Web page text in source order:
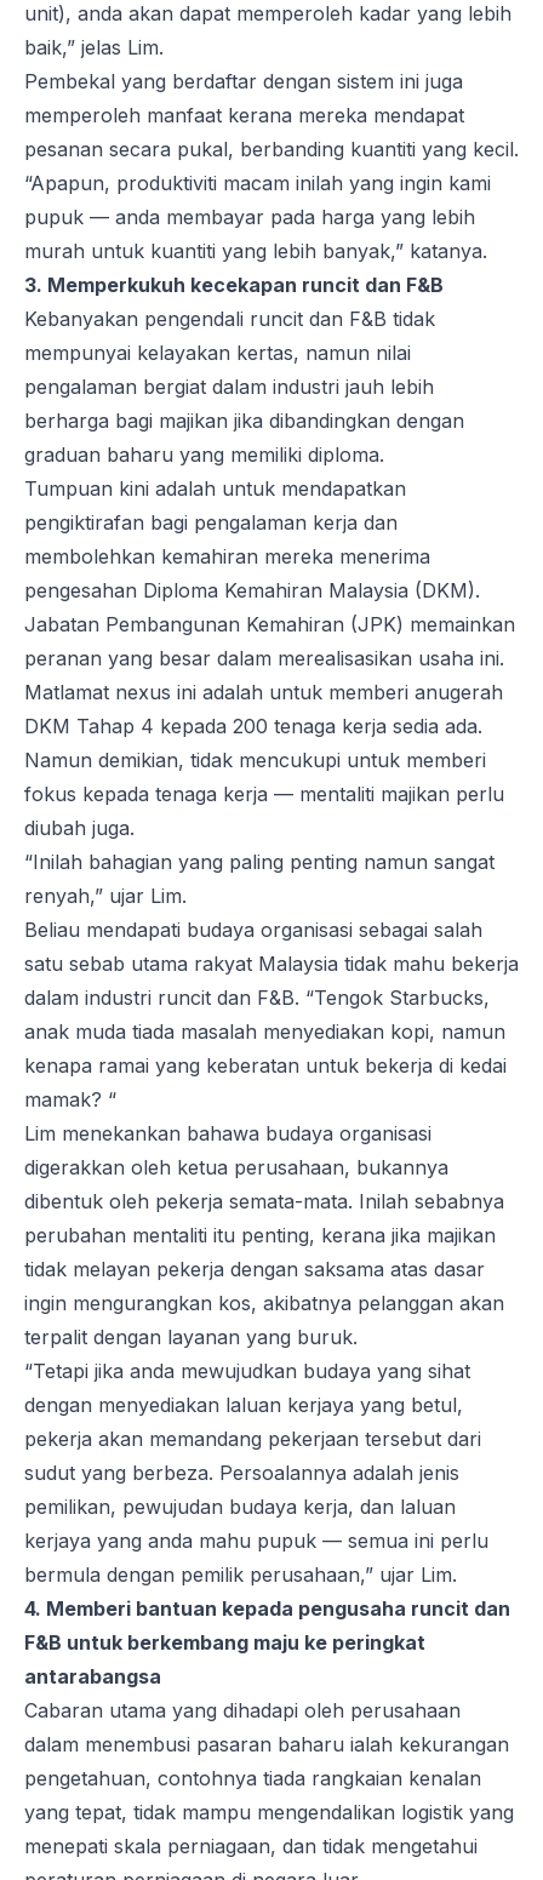
unit), anda akan dapat memperoleh kadar yang lebih
baik,” jelas Lim.
Pembekal yang berdaftar dengan sistem ini juga
memperoleh manfaat kerana mereka mendapat
pesanan secara pukal, berbanding kuantiti yang kecil.
“Apapun, produktiviti macam inilah yang ingin kami
pupuk — anda membayar pada harga yang lebih
murah untuk kuantiti yang lebih banyak,” katanya.
3. Memperkukuh kecekapan runcit dan F&B
Kebanyakan pengendali runcit dan F&B tidak
mempunyai kelayakan kertas, namun nilai
pengalaman bergiat dalam industri jauh lebih
berharga bagi majikan jika dibandingkan dengan
graduan baharu yang memiliki diploma.
Tumpuan kini adalah untuk mendapatkan
pengiktirafan bagi pengalaman kerja dan
membolehkan kemahiran mereka menerima
pengesahan Diploma Kemahiran Malaysia (DKM).
Jabatan Pembangunan Kemahiran (JPK) memainkan
peranan yang besar dalam merealisasikan usaha ini.
Matlamat nexus ini adalah untuk memberi anugerah
DKM Tahap 4 kepada 200 tenaga kerja sedia ada.
Namun demikian, tidak mencukupi untuk memberi
fokus kepada tenaga kerja — mentaliti majikan perlu
diubah juga.
“Inilah bahagian yang paling penting namun sangat
renyah,” ujar Lim.
Beliau mendapati budaya organisasi sebagai salah
satu sebab utama rakyat Malaysia tidak mahu bekerja
dalam industri runcit dan F&B. “Tengok Starbucks,
anak muda tiada masalah menyediakan kopi, namun
kenapa ramai yang keberatan untuk bekerja di kedai
mamak? “
Lim menekankan bahawa budaya organisasi
digerakkan oleh ketua perusahaan, bukannya
dibentuk oleh pekerja semata-mata. Inilah sebabnya
perubahan mentaliti itu penting, kerana jika majikan
tidak melayan pekerja dengan saksama atas dasar
ingin mengurangkan kos, akibatnya pelanggan akan
terpalit dengan layanan yang buruk.
“Tetapi jika anda mewujudkan budaya yang sihat
dengan menyediakan laluan kerjaya yang betul,
pekerja akan memandang pekerjaan tersebut dari
sudut yang berbeza. Persoalannya adalah jenis
pemilikan, pewujudan budaya kerja, dan laluan
kerjaya yang anda mahu pupuk — semua ini perlu
bermula dengan pemilik perusahaan,” ujar Lim.
4. Memberi bantuan kepada pengusaha runcit dan
F&B untuk berkembang maju ke peringkat
antarabangsa
Cabaran utama yang dihadapi oleh perusahaan
dalam menembusi pasaran baharu ialah kekurangan
pengetahuan, contohnya tiada rangkaian kenalan
yang tepat, tidak mampu mengendalikan logistik yang
menepati skala perniagaan, dan tidak mengetahui